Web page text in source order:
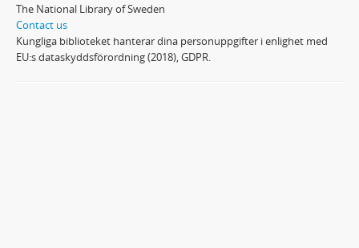
The National Library of Sweden
Contact us
Kungliga biblioteket hanterar dina personuppgifter i enlighet med
EU:s dataskyddsförordning (2018), GDPR.